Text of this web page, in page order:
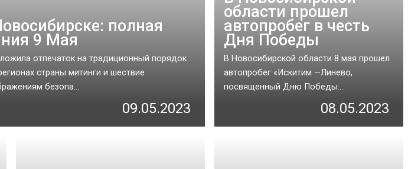
полная
9 Мая
отпечаток на традиционный порядок
страны митинги и шествие
безопа...
09.05.2023
области прошел
автопробег в честь
Дня Победы
В Новосибирской области 8 мая прошел
автопробег «Искитим —Линево,
посвященный Дню Победы....
08.05.2023